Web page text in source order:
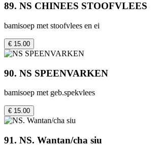
89. NS CHINEES STOOFVLEES
bamisoep met stoofvlees en ei
€ 15.00
90. NS SPEENVARKEN
bamisoep met geb.spekvlees
€ 15.00
91. NS. Wantan/cha siu